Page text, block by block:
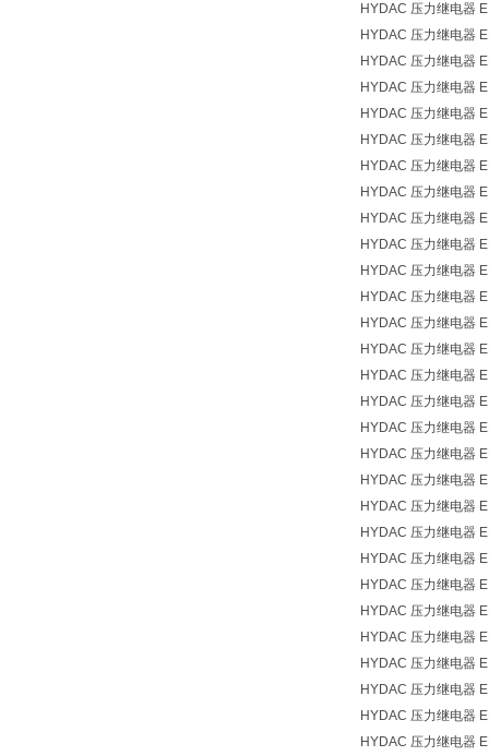
HYDAC 压力继电器
HYDAC 压力继电器
HYDAC 压力继电器
HYDAC 压力继电器
HYDAC 压力继电器
HYDAC 压力继电器
HYDAC 压力继电器
HYDAC 压力继电器
HYDAC 压力继电器
HYDAC 压力继电器
HYDAC 压力继电器
HYDAC 压力继电器
HYDAC 压力继电器
HYDAC 压力继电器
HYDAC 压力继电器
HYDAC 压力继电器
HYDAC 压力继电器
HYDAC 压力继电器
HYDAC 压力继电器
HYDAC 压力继电器
HYDAC 压力继电器
HYDAC 压力继电器
HYDAC 压力继电器
HYDAC 压力继电器
HYDAC 压力继电器
HYDAC 压力继电器
HYDAC 压力继电器
HYDAC 压力继电器
HYDAC 压力继电器